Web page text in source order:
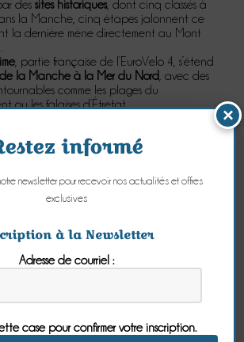
dessites historiques, dont cinq classés à
la Manche, cinq étapes jalonnent ce
la dernière mène directement au Mont
, partie française de l’EuroVelo 4, s’étend
de la Manche à la Mer du Nord , avec des
comme les plages du
ou les falaises d’Étretat.
(485
escapade plus courte et/ou plus technique.
consultez notre article dédié.
choix est large pour naviguer
.
constitue un excellent moyen de découvrir
propose toute l'année des balades
×
informé
newsletter pour recevoir nos actualités et offres
exclusives
à la Newsletter
Adresse de courriel :
case pour confirmer votre inscription.